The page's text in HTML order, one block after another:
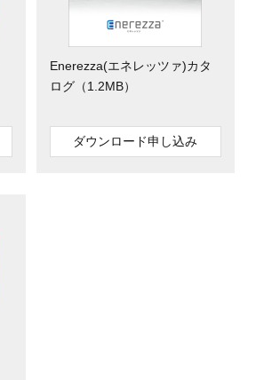
Enerezza(エネレッツァ)カタ
ログ（1.2MB）
ダウンロード申し込み